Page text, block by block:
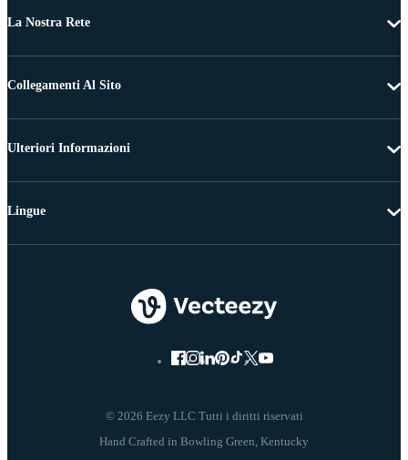
La Nostra Rete
Collegamenti Al Sito
Ulteriori Informazioni
© 2026 Eezy LLC Tutti i diritti riservati
Lingue